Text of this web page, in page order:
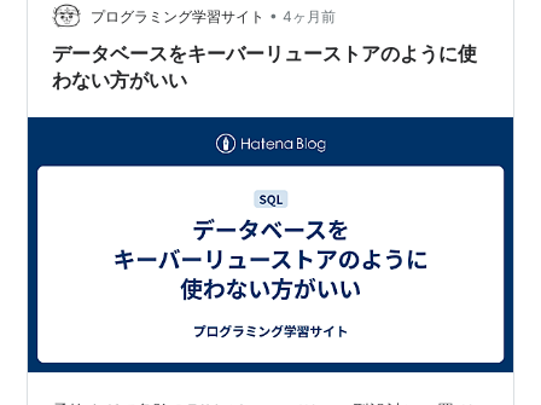
PRIMARY KEY, user_name…
プログラミング学習サイト • 4ヶ月前
データベースをキーバーリューストアのように使
わない方がいい